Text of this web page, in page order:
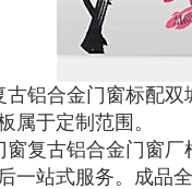
古铝合金门窗标配
属于定制范围。
窗复古铝合金门窗
一站式服务。成品